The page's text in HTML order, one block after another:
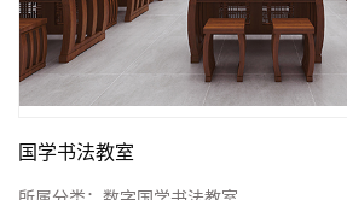
国学书法教室